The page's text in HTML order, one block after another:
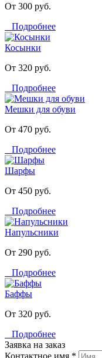
От 300 руб.
Подробнее
Косынки
От 320 руб.
Подробнее
Мешки для обуви
От 470 руб.
Подробнее
Шарфы
От 450 руб.
Подробнее
Напульсники
От 290 руб.
Подробнее
Баффы
От 320 руб.
Подробнее
Заявка на заказ
Контактное имя *